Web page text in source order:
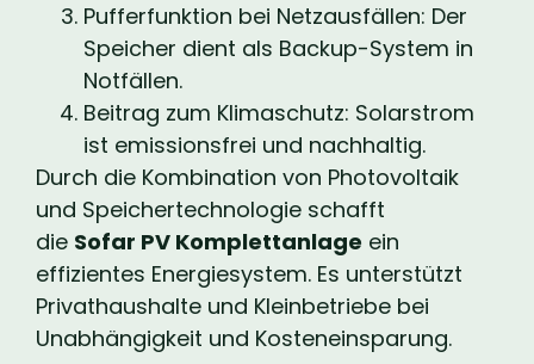
Pufferfunktion bei Netzausfällen: Der
Speicher dient als Backup-System in
Notfällen.
Beitrag zum Klimaschutz: Solarstrom
ist emissionsfrei und nachhaltig.
Durch die Kombination von Photovoltaik
und Speichertechnologie schafft
die Sofar PV Komplettanlage ein
effizientes Energiesystem. Es unterstützt
Privathaushalte und Kleinbetriebe bei
Unabhängigkeit und Kosteneinsparung.